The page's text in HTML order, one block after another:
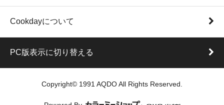
Cookdayについて
PC版表示に切り替える
Copyright© 1991 AQDO All Rights Reserved.